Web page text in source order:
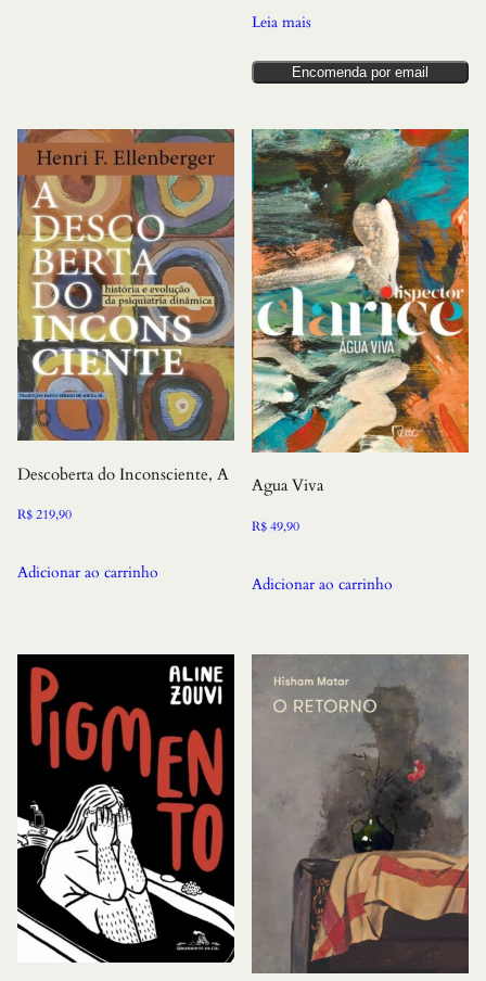
Leia mais
Encomenda por email
Descoberta do Inconsciente, A
R$219,90
Adicionar ao carrinho
Agua Viva
R$49,90
Adicionar ao carrinho